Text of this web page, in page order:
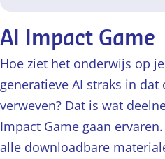
AI Impact Game
Hoe ziet het onderwijs op
generatieve AI straks in dat
verweven? Dat is wat
Impact Game gaan
alle downloadbare